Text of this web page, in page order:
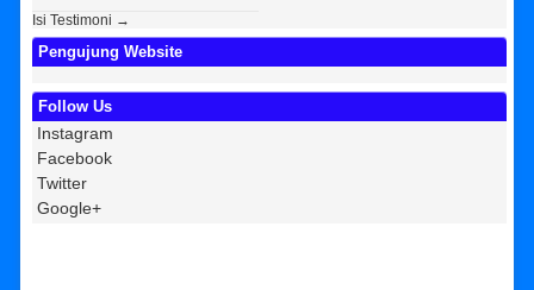
Isi Testimoni →
Pengujung Website
Follow Us
Instagram
Facebook
Twitter
Google+